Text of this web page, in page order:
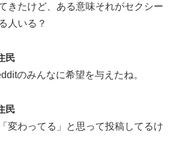
きたけど、ある意味それがセクシー
人いる？
民
のみんなに希望を与えたね。
民
変わってる」と思って投稿してるけ